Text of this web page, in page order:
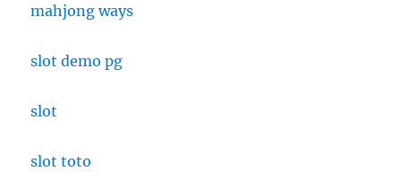
mahjong ways
slot demo pg
slot
slot toto